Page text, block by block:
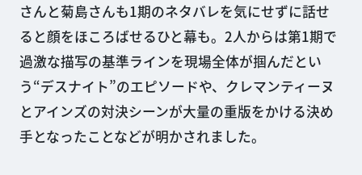
さんと菊島さんも1期のネタバレを気にせずに話せ
ると顔をほころばせるひと幕も。2人からは第1期で
過激な描写の基準ラインを現場全体が掴んだとい
う“デスナイト”のエピソードや、クレマンティーヌ
とアインズの対決シーンが大量の重版をかける決め
手となったことなどが明かされました。